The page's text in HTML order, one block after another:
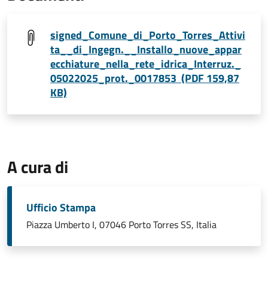
signed_Comune_di_Porto_Torres_Attivi
ta__di_Ingegn.__Installo_nuove_appar
ecchiature_nella_rete_idrica_Interruz._
05022025_prot._0017853 (PDF 159,87
KB)
A cura di
Ufficio Stampa
Piazza Umberto I, 07046 Porto Torres SS, Italia